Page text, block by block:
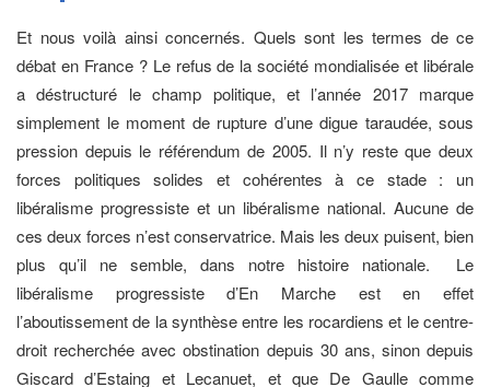
Et nous voilà ainsi concernés. Quels sont les termes de ce
débat en France ? Le refus de la société mondialisée et libérale
a déstructuré le champ politique, et l’année 2017 marque
simplement le moment de rupture d’une digue taraudée, sous
pression depuis le référendum de 2005. Il n’y reste que deux
forces politiques solides et cohérentes à ce stade : un
libéralisme progressiste et un libéralisme national. Aucune de
ces deux forces n’est conservatrice. Mais les deux puisent, bien
plus qu’il ne semble, dans notre histoire nationale. Le
libéralisme progressiste d’En Marche est en effet
l’aboutissement de la synthèse entre les rocardiens et le centre-
droit recherchée avec obstination depuis 30 ans, sinon depuis
Giscard d’Estaing et Lecanuet, et que De Gaulle comme